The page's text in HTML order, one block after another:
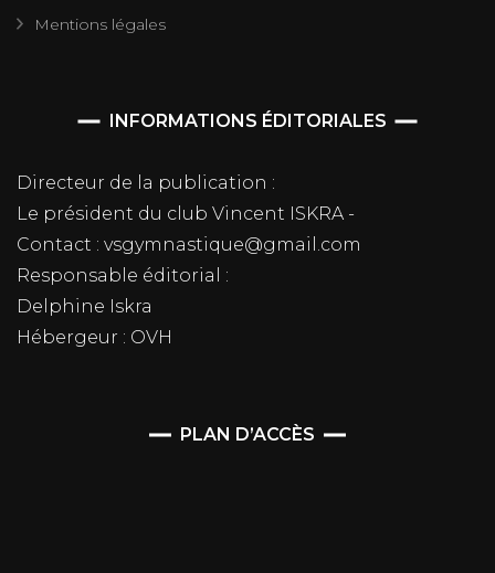
Mentions légales
INFORMATIONS ÉDITORIALES
Directeur de la publication :
Le président du club Vincent ISKRA -
Contact : vsgymnastique@gmail.com
Responsable éditorial :
Delphine Iskra
Hébergeur : OVH
PLAN D’ACCÈS